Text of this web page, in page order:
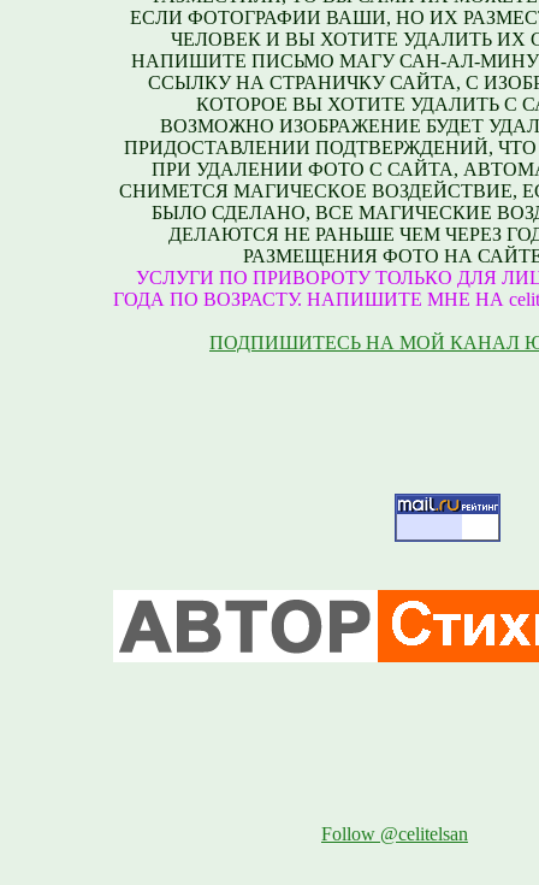
ЕСЛИ ФОТОГРАФИИ ВАШИ, НО ИХ
ЧЕЛОВЕК И ВЫ ХОТИТЕ УДАЛИТЬ ИХ
НАПИШИТЕ ПИСЬМО МАГУ САН-АЛ-
ССЫЛКУ НА СТРАНИЧКУ САЙТА, С
КОТОРОЕ ВЫ ХОТИТЕ УДАЛИТЬ С
ВОЗМОЖНО ИЗОБРАЖЕНИЕ БУДЕТ
ПРИДОСТАВЛЕНИИ ПОДТВЕРЖДЕНИЙ,
ПРИ УДАЛЕНИИ ФОТО С САЙТА,
СНИМЕТСЯ МАГИЧЕСКОЕ ВОЗДЕЙСТВИЕ,
БЫЛО СДЕЛАНО, ВСЕ МАГИЧЕСКИЕ
ДЕЛАЮТСЯ НЕ РАНЬШЕ ЧЕМ ЧЕРЕЗ
РАЗМЕЩЕНИЯ ФОТО НА
УСЛУГИ ПО ПРИВОРОТУ ТОЛЬКО ДЛЯ
ГОДА ПО ВОЗРАСТУ. НАПИШИТЕ МНЕ НА
ПОДПИШИТЕСЬ НА МОЙ КАНАЛ
Follow @celitelsan